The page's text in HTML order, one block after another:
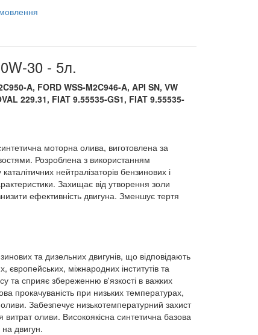
30 - 5л.
A, FORD WSS-M2C946-A, API SN, VW
229.31, FIAT 9.55535-GS1, FIAT 9.55535-
моторна олива, виготовлена за
. Розроблена з використанням
каталітичних нейтралізаторів бензинових і
Захищає від утворення золи
ефективність двигуна. Зменшує тертя
та дизельних двигунів, що відповідають
міжнародних інститутів та
та сприяє збереженню в'язкості в важких
прокачуваність при низьких температурах,
Забезпечує низькотемпературний захист
оливи. Високоякісна синтетична базова
двигун.